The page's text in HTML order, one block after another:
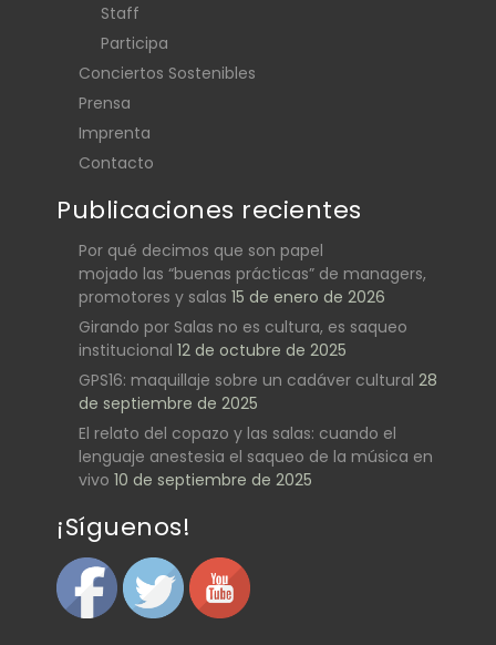
Staff
Participa
Conciertos Sostenibles
Prensa
Imprenta
Contacto
Publicaciones recientes
Por qué decimos que son papel
mojado las “buenas prácticas” de managers,
promotores y salas 15 de enero de 2026
Girando por Salas no es cultura, es saqueo
institucional 12 de octubre de 2025
GPS16: maquillaje sobre un cadáver cultural 28
de septiembre de 2025
El relato del copazo y las salas: cuando el
lenguaje anestesia el saqueo de la música en
vivo 10 de septiembre de 2025
¡Síguenos!